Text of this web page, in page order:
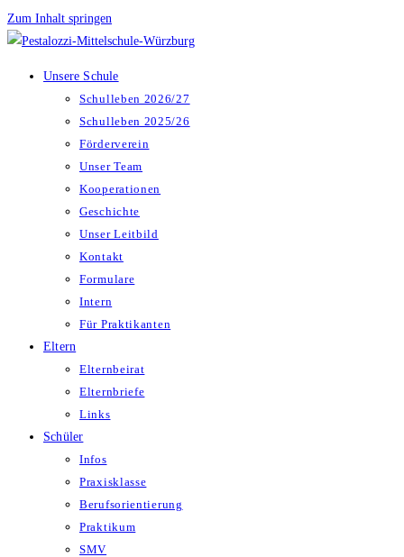
Zum Inhalt springen
Unsere Schule
Schulleben 2026/27
Schulleben 2025/26
Förderverein
Unser Team
Kooperationen
Geschichte
Unser Leitbild
Kontakt
Formulare
Intern
Für Praktikanten
Eltern
Elternbeirat
Elternbriefe
Links
Schüler
Infos
Praxisklasse
Berufsorientierung
Praktikum
SMV